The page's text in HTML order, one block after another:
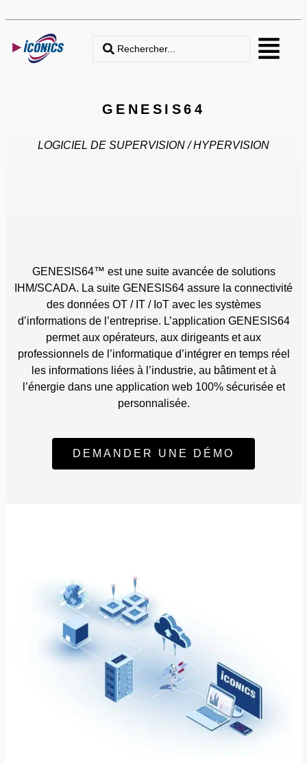
GENESIS64
LOGICIEL DE SUPERVISION / HYPERVISION
GENESIS64™ est une suite avancée de solutions
IHM/SCADA. La suite GENESIS64 assure la connectivité
des données OT / IT / IoT avec les systèmes
d’informations de l’entreprise. L’application GENESIS64
permet aux opérateurs, aux dirigeants et aux
professionnels de l’informatique d’intégrer en temps réel
les informations liées à l’industrie, au bâtiment et à
l’énergie dans une application web 100% sécurisée et
personnalisée.
DEMANDER UNE DÉMO